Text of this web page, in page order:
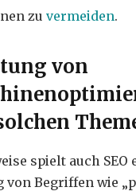
zu vermeiden.
von
spielt auch SEO
von Begriffen wie